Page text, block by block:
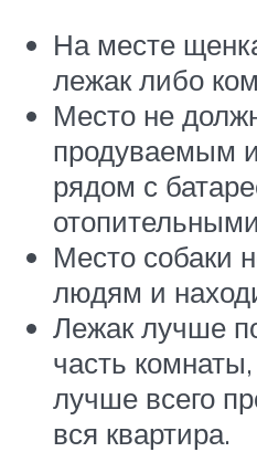
На месте
лежак либо
Место не
продуваемым
рядом с
Место собаки
людям и
Лежак лучше
часть
лучше всего
вся квартира.